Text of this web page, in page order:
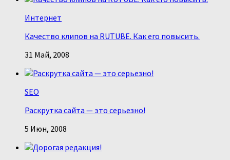
Интернет
Качество клипов на RUTUBE. Как его повысить.
31 Май, 2008
SEO
Раскрутка сайта — это серьезно!
5 Июн, 2008